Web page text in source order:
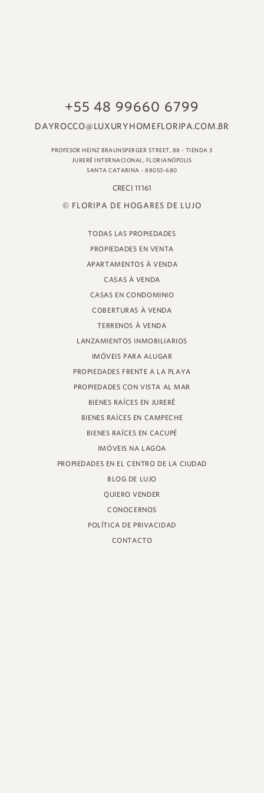
PROFESOR HEINZ BRAUNSPERGER STREET, 88 - TIENDA 3
JURERÊ INTERNACIONAL, FLORIANÓPOLIS
SANTA CATARINA - 88053-680
CRECI 11161
© FLORIPA DE HOGARES DE LUJO
TODAS LAS PROPIEDADES
PROPIEDADES EN VENTA
APARTAMENTOS À VENDA
CASAS À VENDA
CASAS EN CONDOMINIO
COBERTURAS À VENDA
TERRENOS À VENDA
LANZAMIENTOS INMOBILIARIOS
IMÓVEIS PARA ALUGAR
PROPIEDADES FRENTE A LA PLAYA
PROPIEDADES CON VISTA AL MAR
BIENES RAÍCES EN JURERÊ
BIENES RAÍCES EN CAMPECHE
BIENES RAÍCES EN CACUPÉ
IMÓVEIS NA LAGOA
PROPIEDADES EN EL CENTRO DE LA CIUDAD
BLOG DE LUJO
QUIERO VENDER
CONOCERNOS
POLÍTICA DE PRIVACIDAD
CONTACTO